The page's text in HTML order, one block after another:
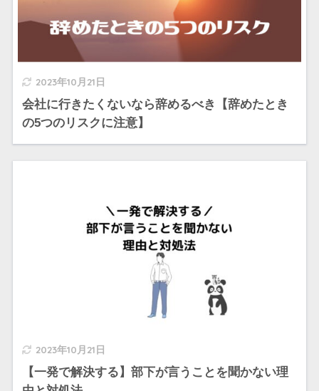
2023年10月21日
会社に行きたくないなら辞めるべき【辞めたとき
の5つのリスクに注意】
2023年10月21日
【一発で解決する】部下が言うことを聞かない理